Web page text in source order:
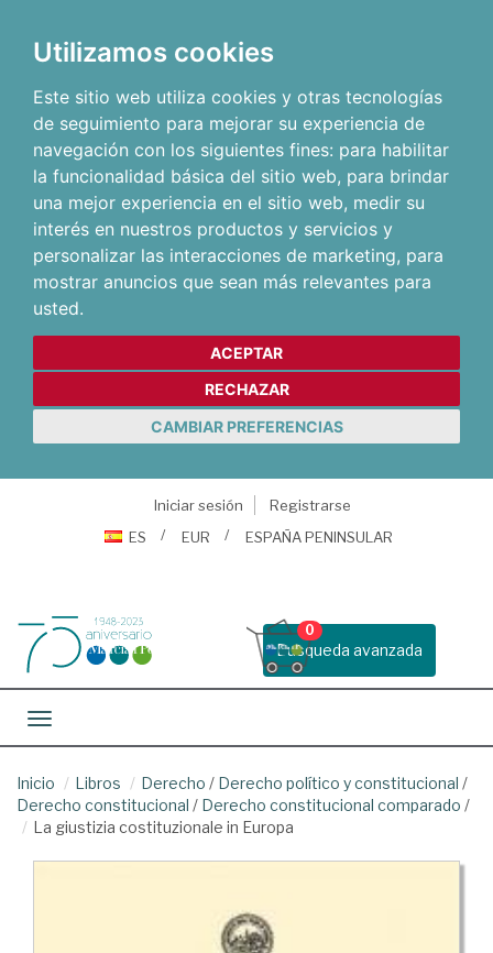
Utilizamos cookies
Este sitio web utiliza cookies y otras tecnologías
de seguimiento para mejorar su experiencia de
navegación con los siguientes fines: para habilitar
la funcionalidad básica del sitio web, para brindar
una mejor experiencia en el sitio web, medir su
interés en nuestros productos y servicios y
personalizar las interacciones de marketing, para
mostrar anuncios que sean más relevantes para
usted.
ACEPTAR
RECHAZAR
CAMBIAR PREFERENCIAS
Iniciar sesión
Registrarse
ES
EUR ESPAÑA PENINSULAR
Busqueda avanzada
0
Toggle navigation
Inicio Libros Derecho / Derecho político y constitucional /
Derecho constitucional / Derecho constitucional comparado /
La giustizia costituzionale in Europa